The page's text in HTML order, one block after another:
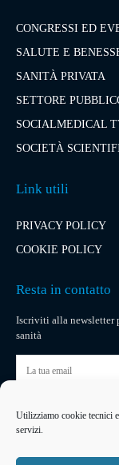
Utilizziamo cookie tecnici
servizi.
CONGRESSI ED
SALUTE E
SANITÀ PRIVATA
SETTORE
SOCIALMEDICAL
SOCIETÀ
Link utili
PRIVACY POLICY
COOKIE POLICY
Resta in contatto
Iscriviti alla newsletter
sanità
Pubblicità
La tua pubblicità